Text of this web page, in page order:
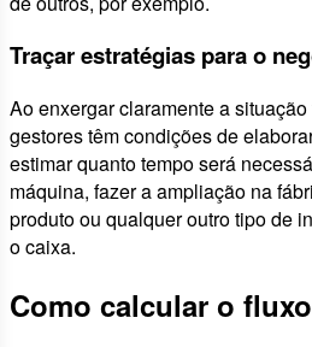
Traçar estratégias para o
Ao enxergar claramente a
gestores têm condições de
estimar quanto tempo será
máquina, fazer a ampliação na
produto ou qualquer outro tipo de
o caixa.
Como calcular o